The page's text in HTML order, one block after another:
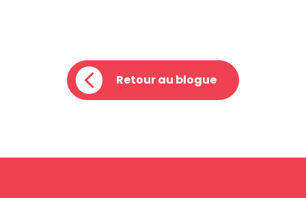
Retour au blogue